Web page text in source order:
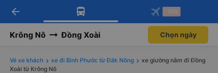
Tải app Vexere ngay!
Nhận ưu đãi thành viên độc
Mở app
Tải app Vexere
-30k/ghế khi đặt vé máy bay qua
Mở app
arrow_back -30k
Krông Nô Đồng Xoài Chọn ngày
Vé xe khách xe đi Bình Phước từ Đăk Nông
xe giường nằm đi Đồng
Xoài từ Krông Nô